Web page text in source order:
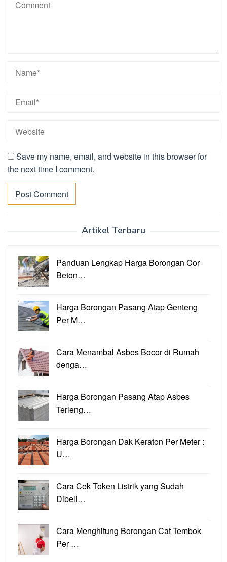
Save my name, email, and website in this browser for
the next time I comment.
Artikel Terbaru
Panduan Lengkap Harga Borongan Cor
Beton…
Harga Borongan Pasang Atap Genteng
Per M…
Cara Menambal Asbes Bocor di Rumah
denga…
Harga Borongan Pasang Atap Asbes
Terleng…
Harga Borongan Dak Keraton Per Meter :
U…
Cara Cek Token Listrik yang Sudah
Dibeli…
Cara Menghitung Borongan Cat Tembok
Per …